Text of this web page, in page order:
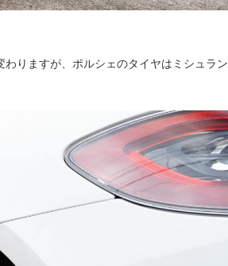
りますが、ポルシェのタイヤはミシュラン